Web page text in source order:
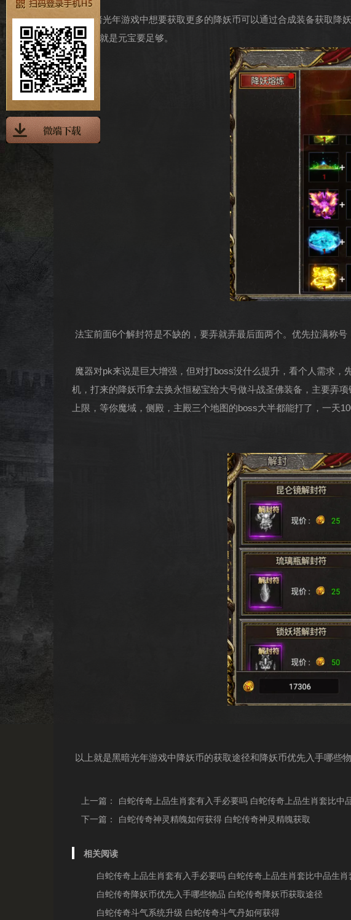
在黑暗光年游戏中想要获取更多的降妖币可以通过合成装备获取降
个前提就是元宝要足够。
法宝前面6个解封符是不缺的，要弄就弄最后面两个。优先拉满称号
魔器对pk来说是巨大增强，但对打boss没什么提升，看个人需求
机，打来的降妖币拿去换永恒秘宝给大号做斗战圣佛装备，主要弄
上限，等你魔域，侧殿，主殿三个地图的boss大半都能打了，一天
以上就是黑暗光年游戏中降妖币的获取途径和降妖币优先入手哪些
上一篇：
白蛇传奇上品生肖套有入手必要吗 白蛇传奇上品生肖套比中
下一篇：
白蛇传奇神灵精魄如何获得 白蛇传奇神灵精魄获取
相关阅读
白蛇传奇上品生肖套有入手必要吗 白蛇传奇上品生肖套比中品生肖
白蛇传奇降妖币优先入手哪些物品 白蛇传奇降妖币获取途径
白蛇传奇斗气系统升级 白蛇传奇斗气丹如何获得